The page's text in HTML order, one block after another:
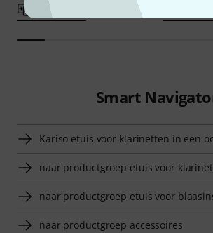
Smart
Kariso etuis voor klarinetten in een
naar productgroep etuis voor
naar productgroep etuis voor
naar productgroep accessoires